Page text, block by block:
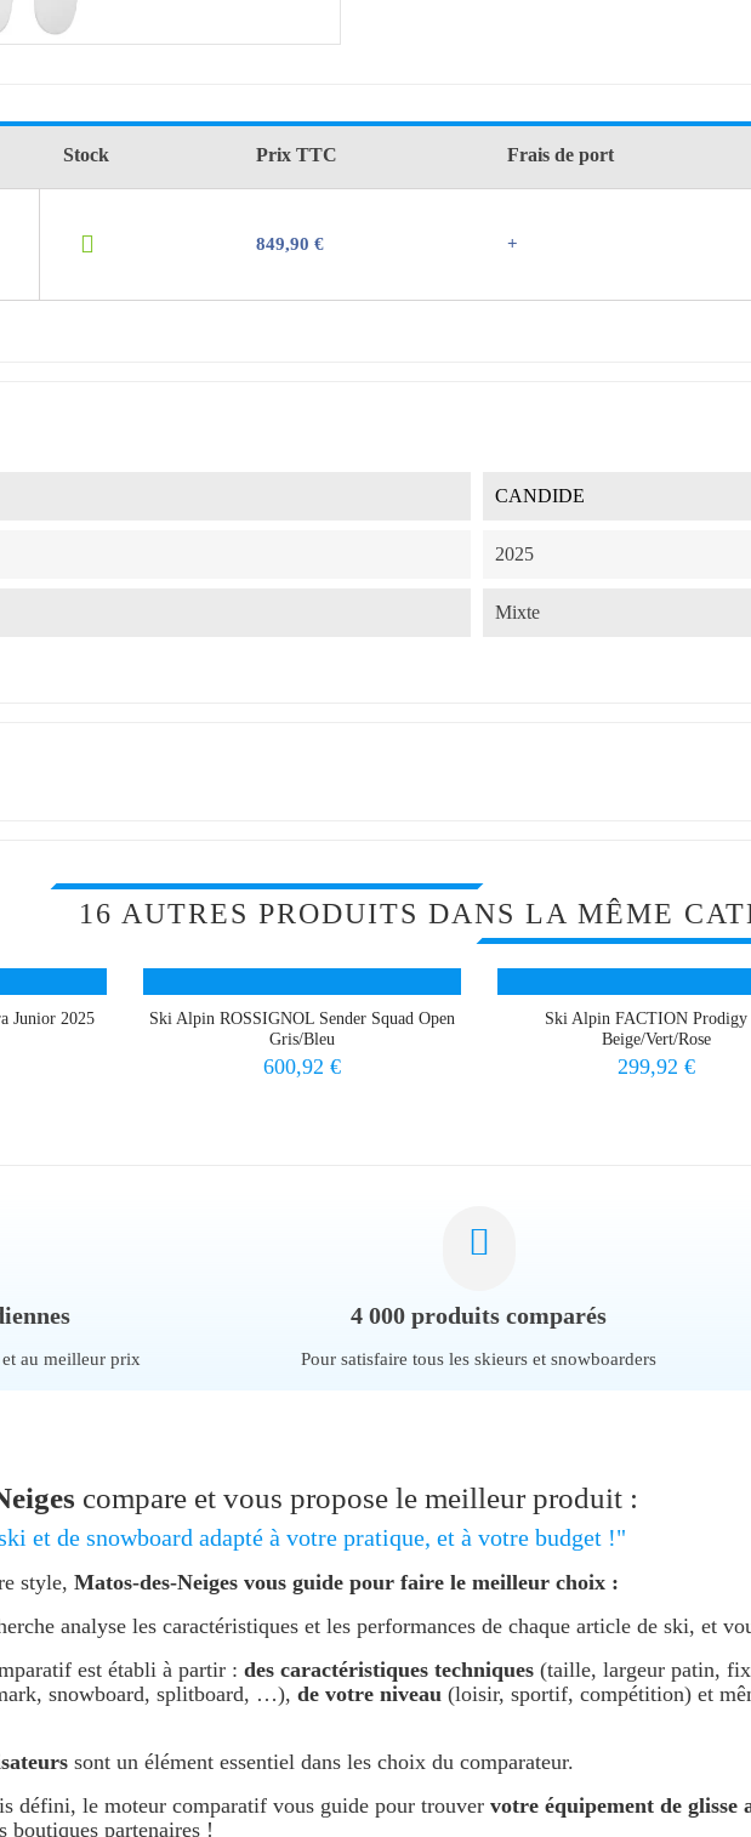
Stock Prix TTC Frais de port
849,90 € +
CANDIDE
2025
Mixte
16 AUTRES PRODUITS DANS LA MÊME
Junior 2025
Ski Alpin ROSSIGNOL Sender Squad Open
Gris/Bleu
Prix
600,92 €
Ski Alpin FACTION Prodigy
Beige/Vert/Rose
Prix
299,92 €
au meilleur prix
4 000 produits comparés
Pour satisfaire tous les skieurs et snowboarders
compare et vous propose le meilleur produit :
et de snowboard adapté à votre pratique, et à votre budget !"
style, Matos-des-Neiges vous guide pour faire le meilleur choix :
analyse les caractéristiques et les performances de chaque article de ski, et
est établi à partir : des caractéristiques techniques (taille, largeur patin,
snowboard, splitboard, …), de votre niveau (loisir, sportif, compétition) et
sont un élément essentiel dans les choix du comparateur.
défini, le moteur comparatif vous guide pour trouver votre équipement de
boutiques partenaires !